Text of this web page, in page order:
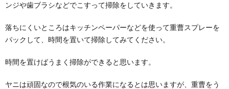
ンジや歯ブラシなどでこすって掃除をしていきます。
落ちにくいところはキッチンペーパーなどを使って重曹スプレーを
パックして、時間を置いて掃除してみてください。
時間を置けばうまく掃除ができると思います。
ヤニは頑固なので根気のいる作業になるとは思いますが、重曹をう